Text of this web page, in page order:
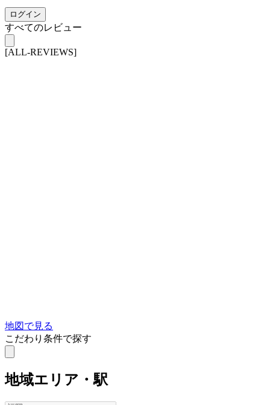
ログイン
すべてのレビュー
[ALL-REVIEWS]
地図で見る
こだわり条件で探す
地域エリア・駅